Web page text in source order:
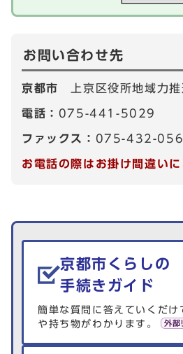
お問い合わせ先
京都市 上京区役所地域力
電話： 075-441-5029
ファックス： 075-432-
お電話の際はお掛け間違い
生活情報を探す
京都市くらしの
手続きガイド
簡単な質問に答えていくだけ
や持ち物がわかります。